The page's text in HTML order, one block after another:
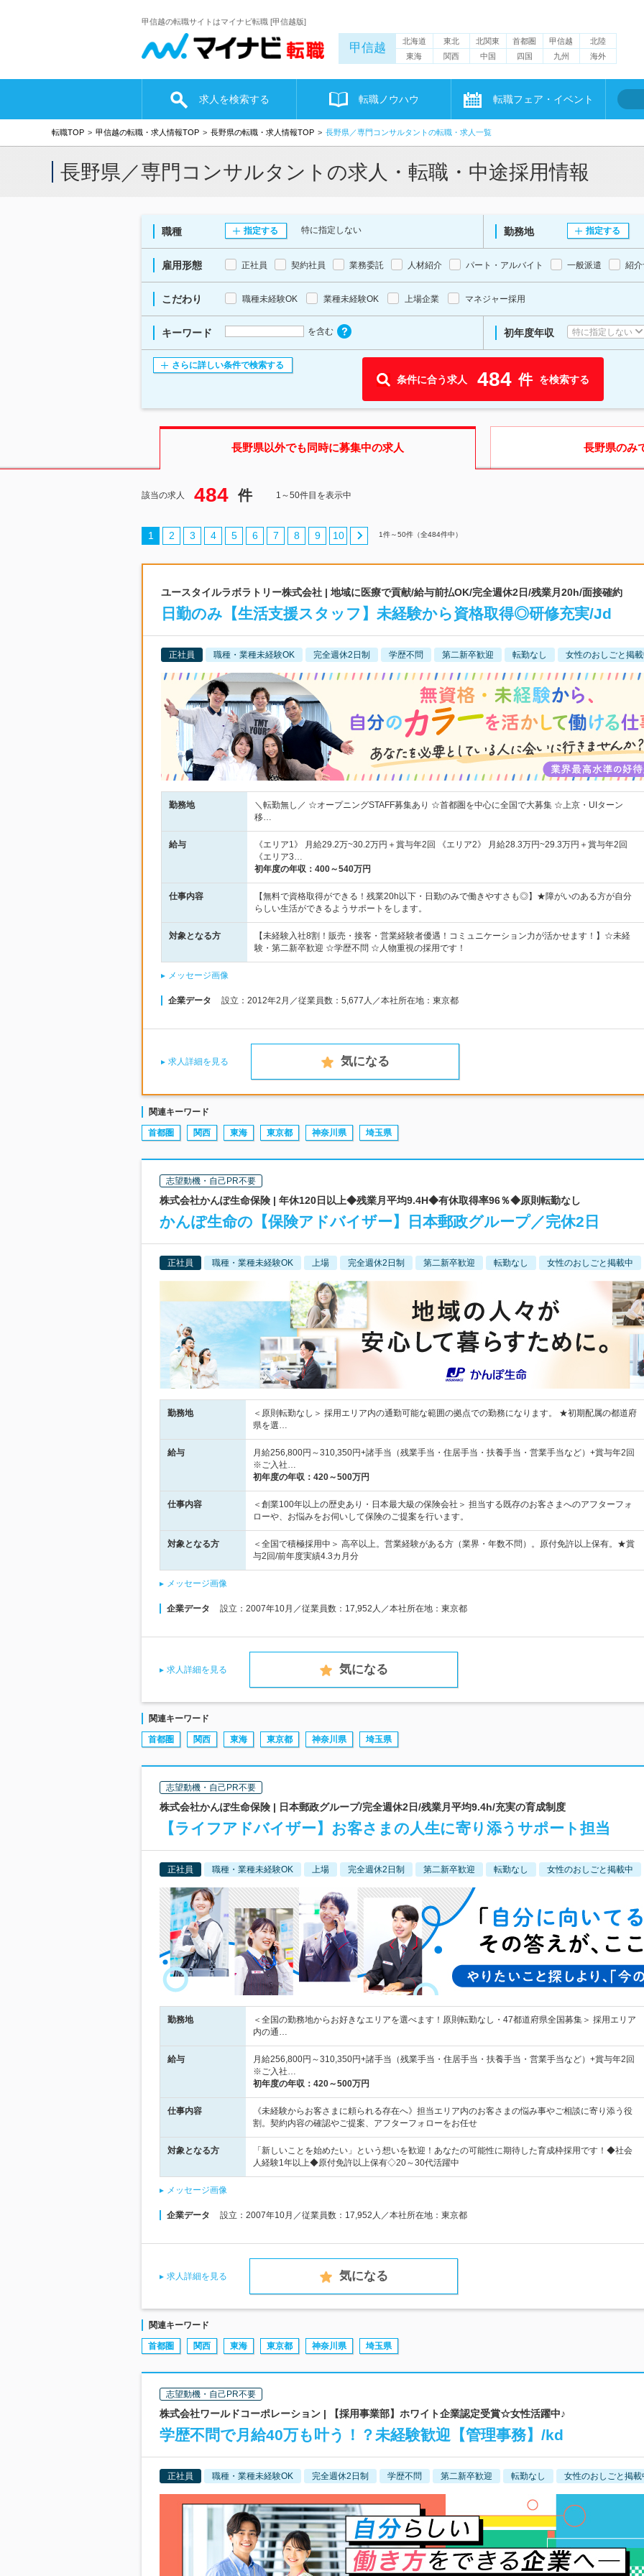
甲信越の転職サイトはマイナビ転職 [甲信越版]
甲信越 北海道 東北 北関東 首都圏 甲信越
北陸
東海
関西 中国 四国 九州 海外
求人を検索する 転職ノウハウ 転職フェア・イベント
転職TOP 甲信越の転職・求人情報TOP 長野県の転職・求人情報TOP 長野県／専門コンサルタントの転職・求人一覧
長野県／専門コンサルタントの求人・転職・中途採用情報
職種 指定する 特に指定しない 勤務地 指定する
雇用形態 正社員 契約社員 業務委託 人材紹介 パート・アルバイト 一般派遣 紹
こだわり 職種未経験OK 業種未経験OK 上場企業 マネジャー採用
キーワード を含む 初年度年収 特に指定しない
さらに詳しい条件で検索する
条件に合う求人 484 件 を検索する
長野県以外でも同時に募集中の求人 長野県のみ
該当の求人 484 件 1～50件目を表示中
1 2 3 4 5 6 7 8 9 10 1件～50件（全484件中）
ユースタイルラボラトリー株式会社 | 地域に医療で貢献/給与前払OK/完全週休2日/残業月20h/面接確約
日勤のみ【生活支援スタッフ】未経験から資格取得◎研修充実/Jd
正社員 職種・業種未経験OK 完全週休2日制 学歴不問 第二新卒歓迎 転勤なし 女性のおしごと掲
勤務地
＼転勤無し／ ☆オープニングSTAFF募集あり ☆首都圏を中心に全国で大募集 ☆上京・UIターン
移…
給与
《エリア1》 月給29.2万~30.2万円＋賞与年2回 《エリア2》 月給28.3万円~29.3万円＋賞与年2回
《エリア3…
初年度の年収： 400～540万円
仕事内容
【無料で資格取得ができる！残業20h以下・日勤のみで働きやすさも◎】★障がいのある方が自分
らしい生活ができるようサポートをします。
対象となる方
【未経験入社8割！販売・接客・営業経験者優遇！コミュニケーション力が活かせます！】☆未経
験・第二新卒歓迎 ☆学歴不問 ☆人物重視の採用です！
メッセージ画像
企業データ 設立：2012年2月／従業員数：5,677人／本社所在地：東京都
求人詳細を見る 気になる
関連キーワード
首都圏 関西 東海 東京都 神奈川県 埼玉県
志望動機・自己PR不要
株式会社かんぽ生命保険 | 年休120日以上◆残業月平均9.4H◆有休取得率96％◆原則転勤なし
かんぽ生命の【保険アドバイザー】日本郵政グループ／完休2日
正社員 職種・業種未経験OK 上場 完全週休2日制 第二新卒歓迎 転勤なし 女性のおしごと掲載中
勤務地
＜原則転勤なし＞ 採用エリア内の通勤可能な範囲の拠点での勤務になります。 ★初期配属の都道府
県を選…
給与
月給256,800円～310,350円+諸手当（残業手当・住居手当・扶養手当・営業手当など）+賞与年2回
※ご入社…
初年度の年収： 420～500万円
仕事内容
＜創業100年以上の歴史あり・日本最大級の保険会社＞ 担当する既存のお客さまへのアフターフォ
ローや、お悩みをお伺いして保険のご提案を行います。
対象となる方
＜全国で積極採用中＞ 高卒以上。営業経験がある方（業界・年数不問）。原付免許以上保有。★賞
与2回/前年度実績4.3カ月分
メッセージ画像
企業データ 設立：2007年10月／従業員数：17,952人／本社所在地：東京都
求人詳細を見る 気になる
関連キーワード
首都圏 関西 東海 東京都 神奈川県 埼玉県
志望動機・自己PR不要
株式会社かんぽ生命保険 | 日本郵政グループ/完全週休2日/残業月平均9.4h/充実の育成制度
【ライフアドバイザー】お客さまの人生に寄り添うサポート担当
正社員 職種・業種未経験OK 上場 完全週休2日制 第二新卒歓迎 転勤なし 女性のおしごと掲載中
勤務地
＜全国の勤務地からお好きなエリアを選べます！原則転勤なし・47都道府県全国募集＞ 採用エリア
内の通…
給与
月給256,800円～310,350円+諸手当（残業手当・住居手当・扶養手当・営業手当など）+賞与年2回
※ご入社…
初年度の年収： 420～500万円
仕事内容
《未経験からお客さまに頼られる存在へ》担当エリア内のお客さまの悩み事やご相談に寄り添う役
割。契約内容の確認やご提案、アフターフォローをお任せ
対象となる方
「新しいことを始めたい」という想いを歓迎！あなたの可能性に期待した育成枠採用です！◆社会
人経験1年以上◆原付免許以上保有◇20～30代活躍中
メッセージ画像
企業データ 設立：2007年10月／従業員数：17,952人／本社所在地：東京都
求人詳細を見る 気になる
関連キーワード
首都圏 関西 東海 東京都 神奈川県 埼玉県
志望動機・自己PR不要
株式会社ワールドコーポレーション | 【採用事業部】ホワイト企業認定受賞☆女性活躍中♪
学歴不問で月給40万も叶う！？未経験歓迎【管理事務】/kd
正社員 職種・業種未経験OK 完全週休2日制 学歴不問 第二新卒歓迎 転勤なし 女性のおしごと掲載